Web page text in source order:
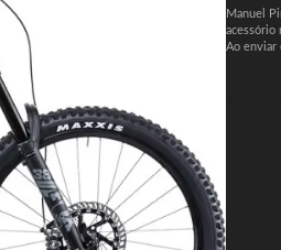
Manuel
acessório
Ao enviar